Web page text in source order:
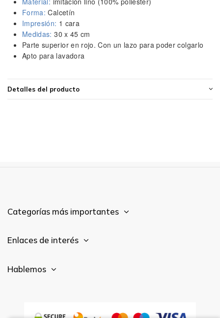
Forma: Calcetín
Impresión: 1 cara
Medidas: 30 x 45 cm
Parte superior en rojo. Con un lazo para poder colgarlo
Apto para lavadora
Detalles del producto
Categorías más importantes
Enlaces de interés
Hablemos